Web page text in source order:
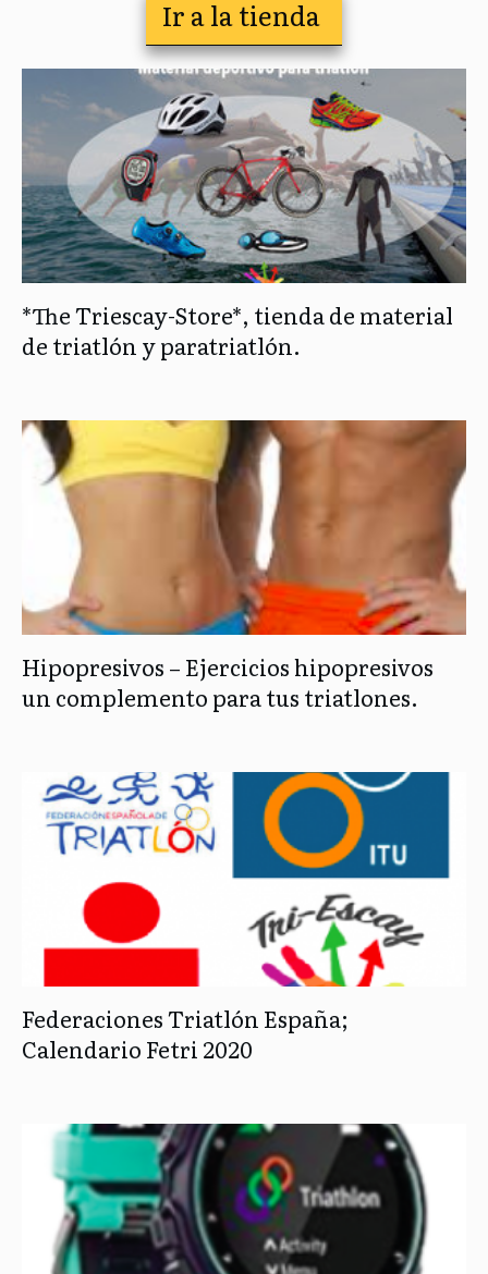
Ir a la tienda
*The Triescay-Store*, tienda de material
de triatlón y paratriatlón.
Hipopresivos – Ejercicios hipopresivos
un complemento para tus triatlones.
Federaciones Triatlón España;
Calendario Fetri 2020